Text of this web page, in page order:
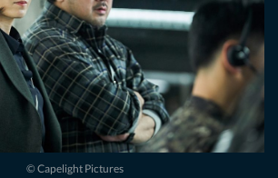
© Capelight Pictures